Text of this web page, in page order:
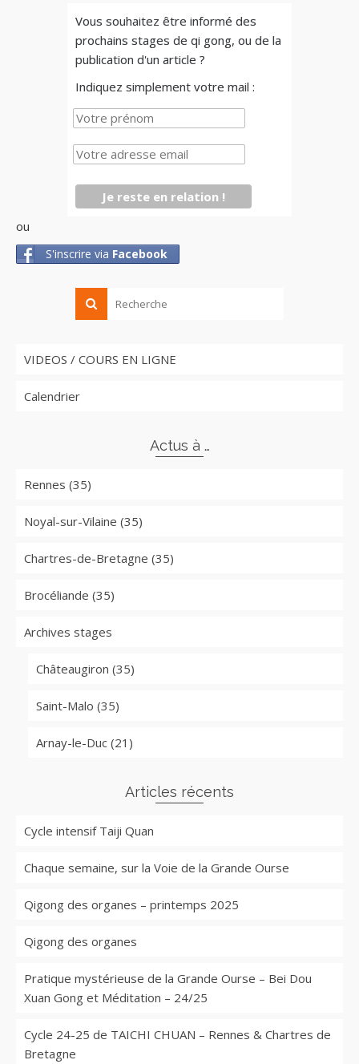
Vous souhaitez être informé des
prochains stages de qi gong, ou de la
publication d'un article ?
Indiquez simplement votre mail :
ou
S'inscrire via Facebook
VIDEOS / COURS EN LIGNE
Calendrier
Actus à …
Rennes (35)
Noyal-sur-Vilaine (35)
Chartres-de-Bretagne (35)
Brocéliande (35)
Archives stages
Châteaugiron (35)
Saint-Malo (35)
Arnay-le-Duc (21)
Articles récents
Cycle intensif Taiji Quan
Chaque semaine, sur la Voie de la Grande Ourse
Qigong des organes – printemps 2025
Qigong des organes
Pratique mystérieuse de la Grande Ourse – Bei Dou
Xuan Gong et Méditation – 24/25
Cycle 24-25 de TAICHI CHUAN – Rennes & Chartres de
Bretagne